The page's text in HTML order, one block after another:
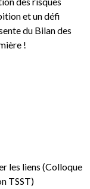
et un défi
du Bilan des
!
les liens (Colloque
TSST)